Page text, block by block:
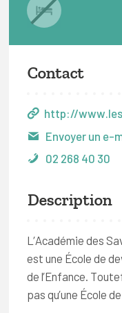
Contact
http://
Envoyer un e-
02 268 40 30
Description
L’Académie des
est une École de
de l’Enfance.
pas qu’une École